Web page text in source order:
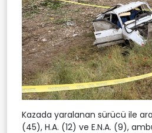
Kazada yaralanan sürücü ile
(45), H.A. (12) ve E.N.A. (9),